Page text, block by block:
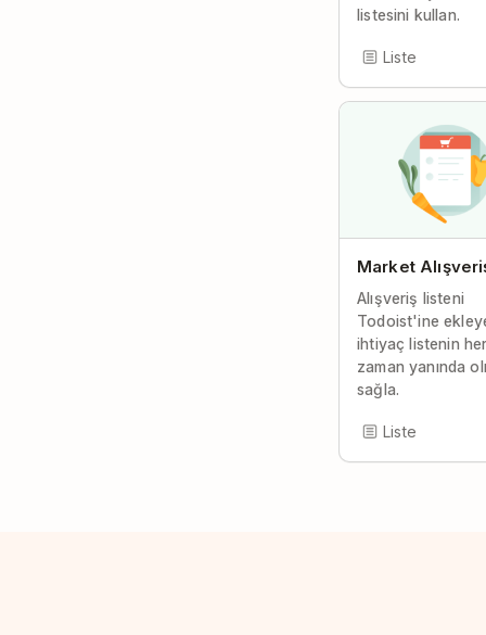
listesini kullan.
Liste
Market
Alışveriş listeni
Todoist'ine
ihtiyaç listenin
zaman yanında
sağla.
Liste